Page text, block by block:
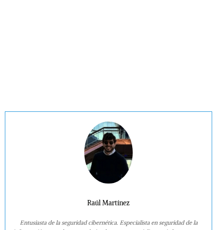
Raúl Martínez
Entusiasta de la seguridad cibernética. Especialista en seguridad de la